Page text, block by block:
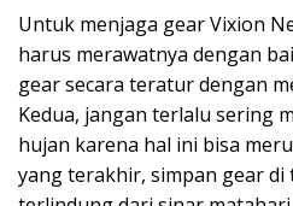
Untuk menjaga gear Vixion
harus merawatnya dengan
gear secara teratur dengan
Kedua, jangan terlalu sering
hujan karena hal ini bisa
yang terakhir, simpan gear